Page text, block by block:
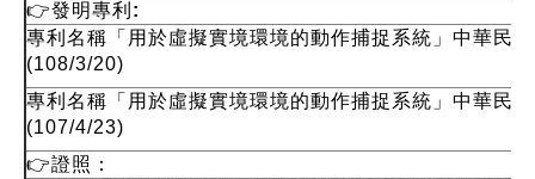
👉發明專利:
專利名稱「 用於虛擬實境環境的動作捕捉系統 」中華民
(108/3/20)
專利名稱「 用於虛擬實境環境的動作捕捉系統 」中華民
(107/4/23)
👉證照：